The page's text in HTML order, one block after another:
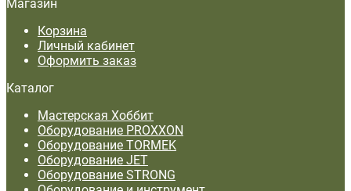
Магазин
Корзина
Личный кабинет
Оформить заказ
Каталог
Мастерская Хоббит
Оборудование PROXXON
Оборудование TORMEK
Оборудование JET
Оборудование STRONG